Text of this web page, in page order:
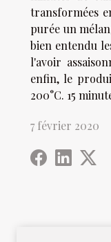
transformées
purée un
bien entendu
l'avoir
enfin, le
200°C. 15
7 février 2020